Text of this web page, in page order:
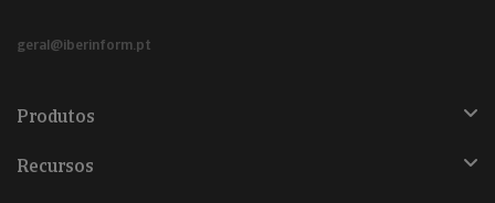
geral@iberinform.pt
Produtos
Recursos